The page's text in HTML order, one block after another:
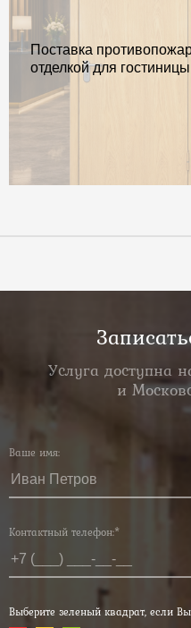
Поставка
отделкой для
Услуга доступна
и
Ваше имя:
Контактный телефон:*
Выберите зеленый квадрат, если